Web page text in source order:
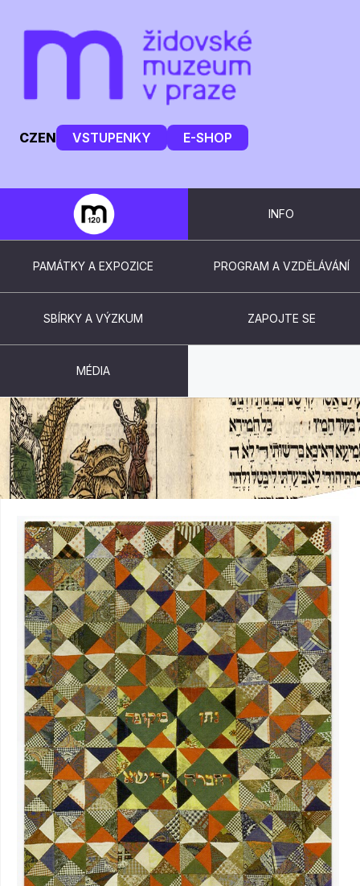
CZEN VSTUPENKY E-SHOP
INFO
PAMÁTKY A EXPOZICE PROGRAM A VZDĚLÁVÁNÍ
SBÍRKY A VÝZKUM ZAPOJTE SE
MÉDIA
TEXTÍLIE - PATCHWORK